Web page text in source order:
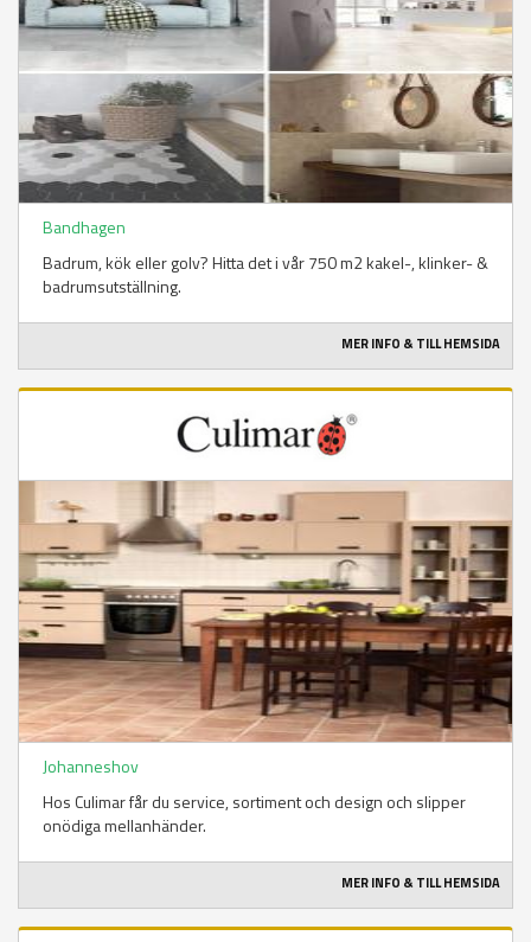
Bandhagen
Badrum, kök eller golv? Hitta det i vår 750 m2 kakel-, klinker- &
badrumsutställning.
MER INFO & TILL HEMSIDA
Johanneshov
Hos Culimar får du service, sortiment och design och slipper
onödiga mellanhänder.
MER INFO & TILL HEMSIDA